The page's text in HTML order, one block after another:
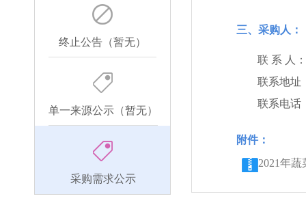
终止公告（暂无）
单一来源公示（暂无）
采购需求公示
三、采购人：
联 系 人：
联系地址
联系电话
附件：
2021年